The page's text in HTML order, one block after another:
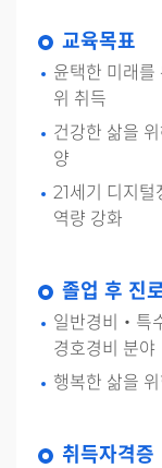
교육목표
윤택한 미래
위 취득
건강한 삶을
양
21세기 디지
역량 강화
졸업 후 진
일반경비‧특
경호경비 분야
행복한 삶을
취득자격증